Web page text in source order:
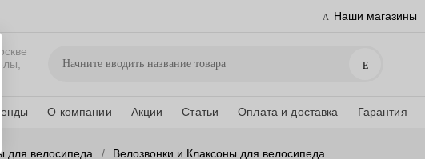
Наши магазины
Поиск
О компании Акции Статьи Оплата и доставка Гарантия
для велосипеда Велозвонки и Клаксоны для велосипеда